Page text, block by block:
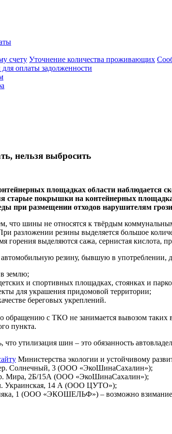
счету Уточнение количества проживающих
оплаты задолженности
нельзя выбросить
площадках области наблюдается
старые покрышки на контейнерных
при размещении отходов нарушителям
что шины не относятся к твёрдым
разложении резины выделяется большое
горения выделяются сажа, сернистая кислота,
автомобильную резину, бывшую в употреблении,
землю;
и спортивных площадках, стоянках и
для украшения придомовой территории;
береговых укреплений.
обращению с ТКО не занимается вывозом
пункта.
что утилизация шин – это обязанность
Министерства экологии и устойчивому
Солнечный, 3 (ООО «ЭкоШинаСахалин»);
Мира, 2Б/15А (ООО «ЭкоШинаСахалин»);
Украинская, 14 А (ООО ЦУТО»);
1 (ООО «ЭКОШЕЛЬФ») – возможно